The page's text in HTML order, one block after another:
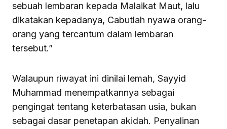
sebuah lembaran kepada Malaikat Maut, lalu
dikatakan kepadanya, Cabutlah nyawa orang-
orang yang tercantum dalam lembaran
tersebut.”
Walaupun riwayat ini dinilai lemah, Sayyid
Muhammad menempatkannya sebagai
pengingat tentang keterbatasan usia, bukan
sebagai dasar penetapan akidah. Penyalinan